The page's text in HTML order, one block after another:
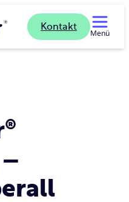
Kontakt
Menü